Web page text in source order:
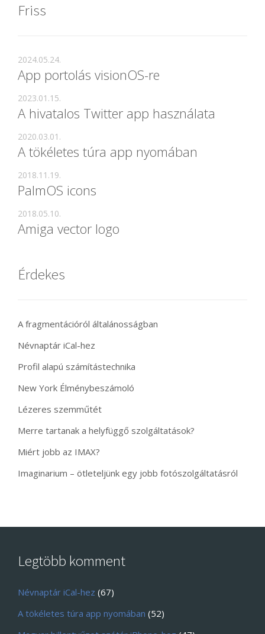
Friss
App portolás visionOS-re
2024.05.24.
A hivatalos Twitter app használata
2023.01.15.
A tökéletes túra app nyomában
2020.03.01.
PalmOS icons
2018.11.19.
Amiga vector logo
2018.05.10.
Érdekes
A fragmentációról általánosságban
Névnaptár iCal-hez
Profil alapú számítástechnika
New York Élménybeszámoló
Lézeres szemműtét
Merre tartanak a helyfüggő szolgáltatások?
Miért jobb az IMAX?
Imaginarium – ötleteljünk egy jobb fotószolgáltatásról
Legtöbb komment
Névnaptár iCal-hez (67)
A tökéletes túra app nyomában (52)